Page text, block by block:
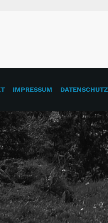
IMPRESSUM DATENSCHUTZ